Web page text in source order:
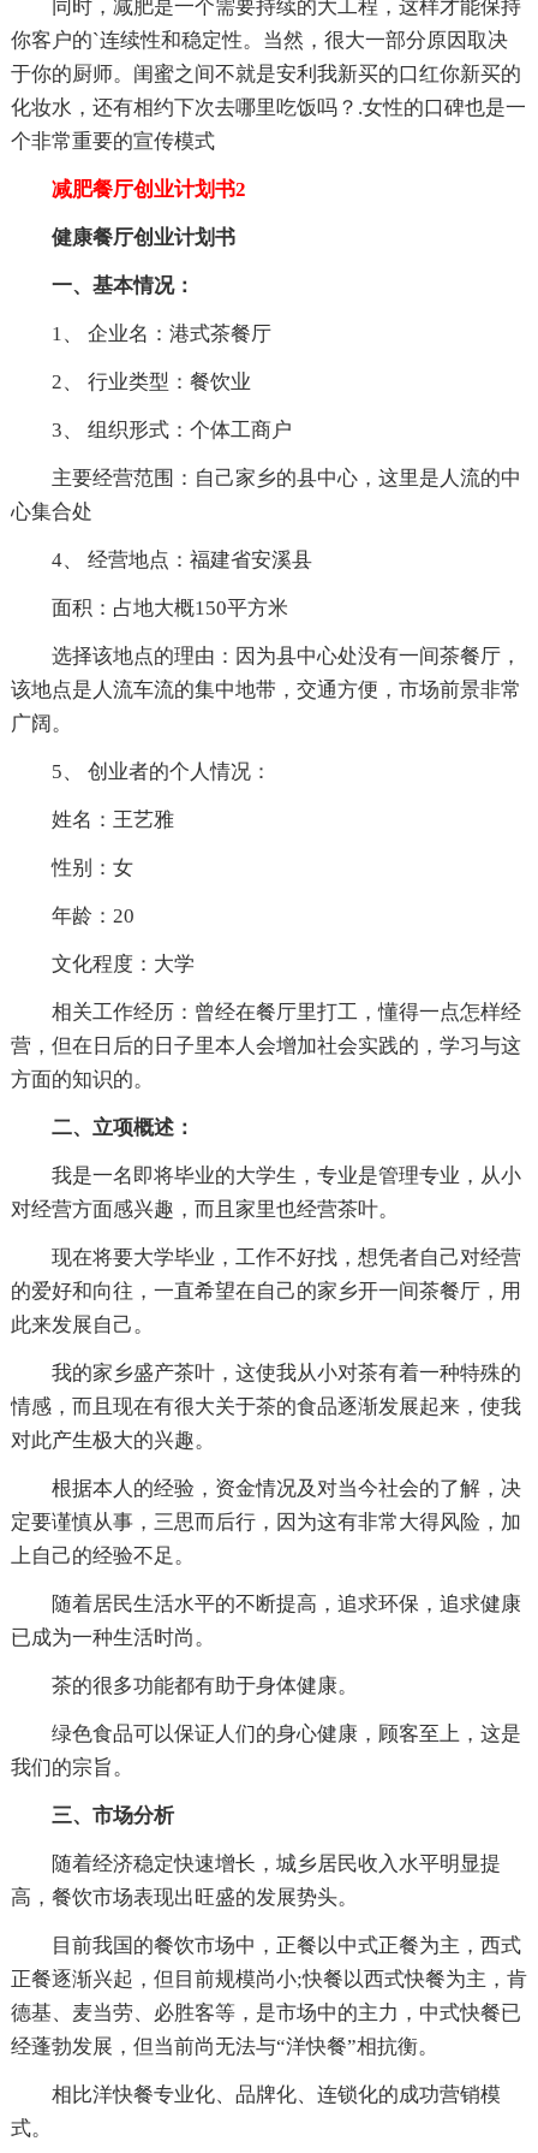
同时，减肥是一个需要持续的大工程，这样才能保持
你客户的`连续性和稳定性。当然，很大一部分原因取决
于你的厨师。闺蜜之间不就是安利我新买的口红你新买的
化妆水，还有相约下次去哪里吃饭吗？.女性的口碑也是一
个非常重要的宣传模式
减肥餐厅创业计划书2
健康餐厅创业计划书
一、基本情况：
1、 企业名：港式茶餐厅
2、 行业类型：餐饮业
3、 组织形式：个体工商户
主要经营范围：自己家乡的县中心，这里是人流的中
心集合处
4、 经营地点：福建省安溪县
面积：占地大概150平方米
选择该地点的理由：因为县中心处没有一间茶餐厅，
该地点是人流车流的集中地带，交通方便，市场前景非常
广阔。
5、 创业者的个人情况：
姓名：王艺雅
性别：女
年龄：20
文化程度：大学
相关工作经历：曾经在餐厅里打工，懂得一点怎样经
营，但在日后的日子里本人会增加社会实践的，学习与这
方面的知识的。
二、立项概述：
我是一名即将毕业的大学生，专业是管理专业，从小
对经营方面感兴趣，而且家里也经营茶叶。
现在将要大学毕业，工作不好找，想凭者自己对经营
的爱好和向往，一直希望在自己的家乡开一间茶餐厅，用
此来发展自己。
我的家乡盛产茶叶，这使我从小对茶有着一种特殊的
情感，而且现在有很大关于茶的食品逐渐发展起来，使我
对此产生极大的兴趣。
根据本人的经验，资金情况及对当今社会的了解，决
定要谨慎从事，三思而后行，因为这有非常大得风险，加
上自己的经验不足。
随着居民生活水平的不断提高，追求环保，追求健康
已成为一种生活时尚。
茶的很多功能都有助于身体健康。
绿色食品可以保证人们的身心健康，顾客至上，这是
我们的宗旨。
三、市场分析
随着经济稳定快速增长，城乡居民收入水平明显提
高，餐饮市场表现出旺盛的发展势头。
目前我国的餐饮市场中，正餐以中式正餐为主，西式
正餐逐渐兴起，但目前规模尚小;快餐以西式快餐为主，肯
德基、麦当劳、必胜客等，是市场中的主力，中式快餐已
经蓬勃发展，但当前尚无法与“洋快餐”相抗衡。
相比洋快餐专业化、品牌化、连锁化的成功营销模
式。